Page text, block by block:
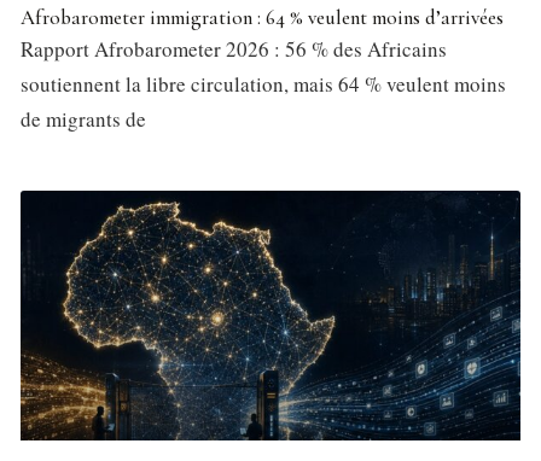
Afrobarometer immigration : 64 % veulent moins d’arrivées
Rapport Afrobarometer 2026 : 56 % des Africains
soutiennent la libre circulation, mais 64 % veulent moins
de migrants de